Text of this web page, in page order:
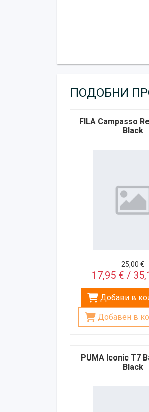
ПОДОБНИ
FILA Campasso
Black
25,00 €
17,95 € /
Добави в
Добавен в
PUMA Iconic T7
Black